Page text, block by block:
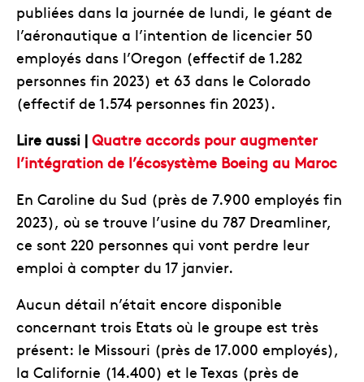
publiées dans la journée de lundi, le géant de
l’aéronautique a l’intention de licencier 50
employés dans l’Oregon (effectif de 1.282
personnes fin 2023) et 63 dans le Colorado
(effectif de 1.574 personnes fin 2023).
Lire aussi | Quatre accords pour augmenter
l’intégration de l’écosystème Boeing au Maroc
En Caroline du Sud (près de 7.900 employés fin
2023), où se trouve l’usine du 787 Dreamliner,
ce sont 220 personnes qui vont perdre leur
emploi à compter du 17 janvier.
Aucun détail n’était encore disponible
concernant trois Etats où le groupe est très
présent: le Missouri (près de 17.000 employés),
la Californie (14.400) et le Texas (près de